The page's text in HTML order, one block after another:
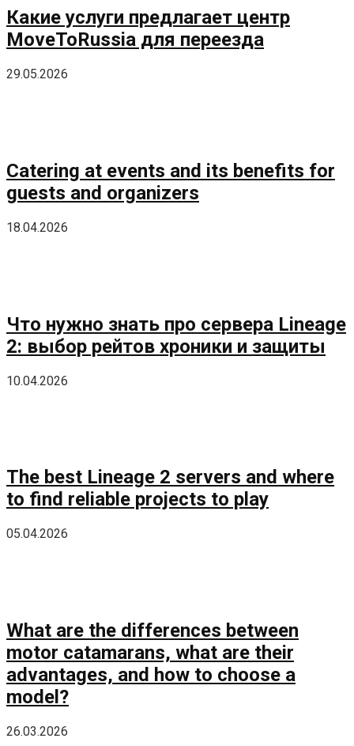
Какие услуги предлагает центр
MoveToRussia для переезда
29.05.2026
Catering at events and its benefits for
guests and organizers
18.04.2026
Что нужно знать про сервера Lineage
2: выбор рейтов хроники и защиты
10.04.2026
The best Lineage 2 servers and where
to find reliable projects to play
05.04.2026
What are the differences between
motor catamarans, what are their
advantages, and how to choose a
model?
26.03.2026